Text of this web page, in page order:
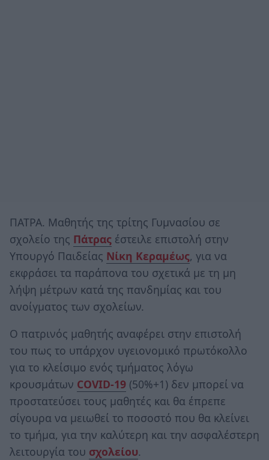
ΠΑΤΡΑ. Μαθητής της τρίτης Γυμνασίου σε
σχολείο της Πάτρας έστειλε επιστολή στην
Υπουργό Παιδείας Νίκη Κεραμέως, για να
εκφράσει τα παράπονα του σχετικά με τη μη
λήψη μέτρων κατά της πανδημίας και του
ανοίγματος των σχολείων.
Ο πατρινός μαθητής αναφέρει στην επιστολή
του πως το υπάρχον υγειονομικό πρωτόκολλο
για το κλείσιμο ενός τμήματος λόγω
κρουσμάτων COVID-19 (50%+1) δεν μπορεί να
προστατεύσει τους μαθητές και θα έπρεπε
σίγουρα να μειωθεί το ποσοστό που θα κλείνει
το τμήμα, για την καλύτερη και την ασφαλέστερη
λειτουργία του σχολείου.